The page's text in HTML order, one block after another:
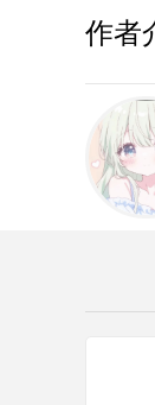
作者